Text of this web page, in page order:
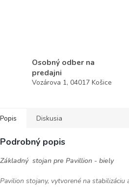
Osobný odber na
predajni
Vozárova 1, 04017 Košice
Popis Diskusia
Podrobný popis
Základný stojan pre Pavillion - biely
Pavilion stojany, vytvorené na